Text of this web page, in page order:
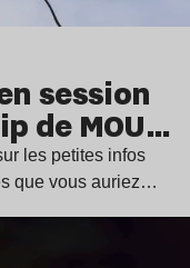
session
de MOU…
les petites infos
que vous auriez…